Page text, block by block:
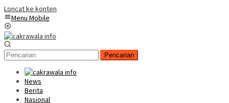
Loncat ke konten
Menu Mobile
Pencarian
News
Berita
Nasional